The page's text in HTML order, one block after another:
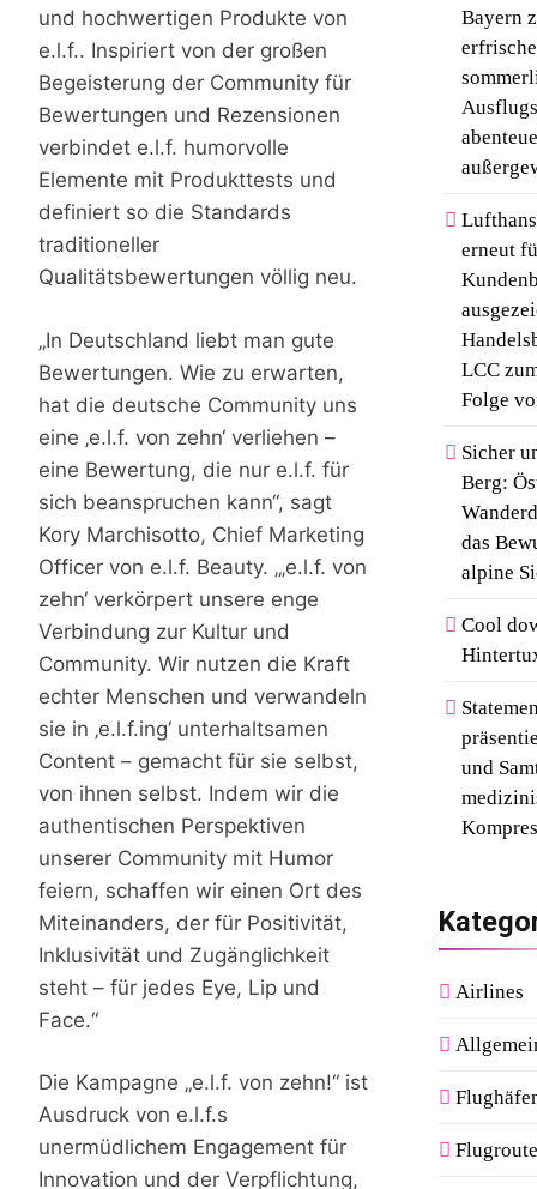
und hochwertigen Produkte von
e.l.f.. Inspiriert von der großen
Begeisterung der Community für
Bewertungen und Rezensionen
verbindet e.l.f. humorvolle
Elemente mit Produkttests und
definiert so die Standards
traditioneller
Qualitätsbewertungen völlig neu.
„In Deutschland liebt man gute
Bewertungen. Wie zu erwarten,
hat die deutsche Community uns
eine ‚e.l.f. von zehn‘ verliehen –
eine Bewertung, die nur e.l.f. für
sich beanspruchen kann“, sagt
Kory Marchisotto, Chief Marketing
Officer von e.l.f. Beauty. „‚e.l.f. von
zehn‘ verkörpert unsere enge
Verbindung zur Kultur und
Community. Wir nutzen die Kraft
echter Menschen und verwandeln
sie in ‚e.l.f.ing‘ unterhaltsamen
Content – gemacht für sie selbst,
von ihnen selbst. Indem wir die
authentischen Perspektiven
unserer Community mit Humor
feiern, schaffen wir einen Ort des
Miteinanders, der für Positivität,
Inklusivität und Zugänglichkeit
steht – für jedes Eye, Lip und
Face.“
Die Kampagne „e.l.f. von zehn!“ ist
Ausdruck von e.l.f.s
unermüdlichem Engagement für
Innovation und der Verpflichtung,
Bayern
erneut
LCC
Folge
Sicher
Berg:
das
alpine
Cool
und
Airlines